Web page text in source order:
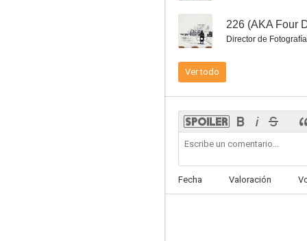
--
--
-- 226 (AKA Four
Director de Fotografía
Ver todo
Fecha Valoración